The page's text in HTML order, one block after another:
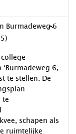
Burmadeweg 6
6,
te stellen. De
te
schapen als
ruimtelijke